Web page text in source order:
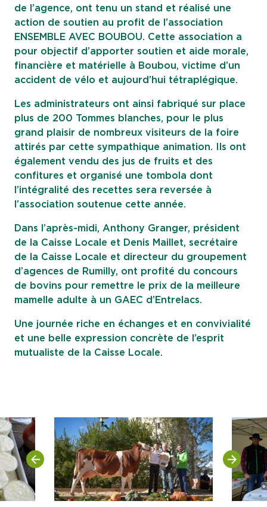
de l’agence, ont tenu un stand et réalisé une
action de soutien au profit de l’association
ENSEMBLE AVEC BOUBOU. Cette association a
pour objectif d’apporter soutien et aide morale,
financière et matérielle à Boubou, victime d’un
accident de vélo et aujourd’hui tétraplégique.
Les administrateurs ont ainsi fabriqué sur place
plus de 200 Tommes blanches, pour le plus
grand plaisir de nombreux visiteurs de la foire
attirés par cette sympathique animation. Ils ont
également vendu des jus de fruits et des
confitures et organisé une tombola dont
l’intégralité des recettes sera reversée à
l’association soutenue cette année.
Dans l’après-midi, Anthony Granger, président
de la Caisse Locale et Denis Maillet, secrétaire
de la Caisse Locale et directeur du groupement
d’agences de Rumilly, ont profité du concours
de bovins pour remettre le prix de la meilleure
mamelle adulte à un GAEC d’Entrelacs.
Une journée riche en échanges et en convivialité
et une belle expression concrète de l’esprit
mutualiste de la Caisse Locale.